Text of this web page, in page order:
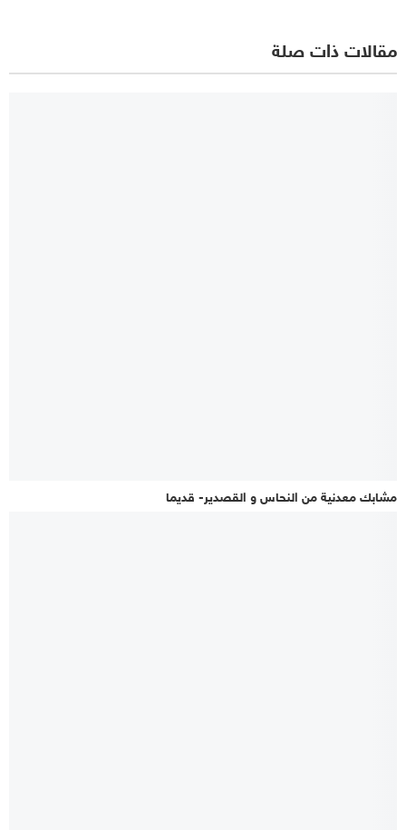
مقالات ذات صلة
مشابك معدنية من النحاس و القصدير- قديما